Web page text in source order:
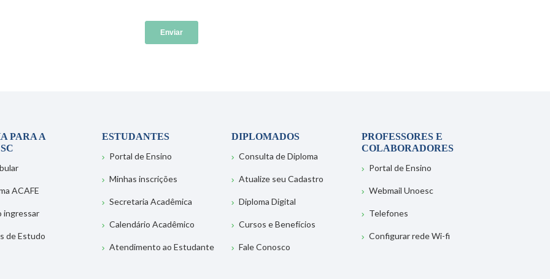
PARA A
ACAFE
ingressar
de Estudo
ESTUDANTES
Portal de Ensino
Minhas inscrições
Secretaria Acadêmica
Calendário Acadêmico
Atendimento ao Estudante
DIPLOMADOS
Consulta de Diploma
Atualize seu Cadastro
Diploma Digital
Cursos e Benefícios
Fale Conosco
PROFESSORES E
COLABORADORES
Portal de Ensino
Webmail Unoesc
Telefones
Configurar rede Wi-fi